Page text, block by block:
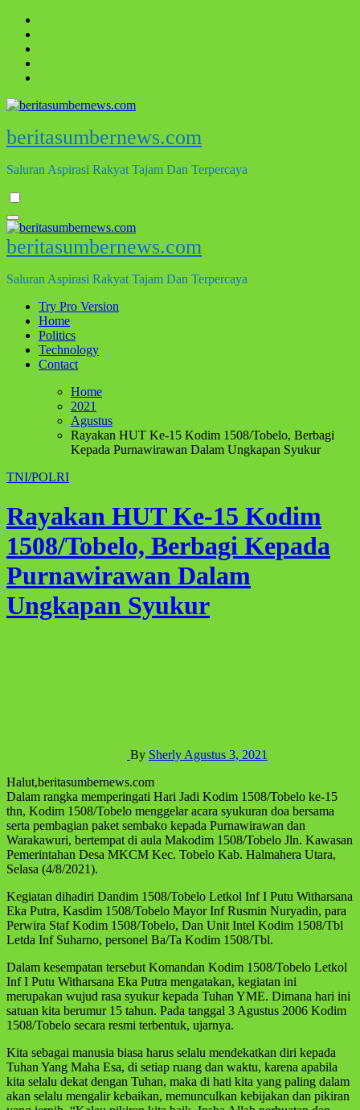
Skip
content
beritasumbernews.com
Saluran Aspirasi Rakyat Tajam Dan Terpercaya
beritasumbernews.com
Saluran Aspirasi Rakyat Tajam Dan Terpercaya
Try Pro Version
Home
Politics
Technology
Contact
Home
2021
Agustus
Rayakan HUT Ke-15 Kodim 1508/Tobelo, Berbagi
Kepada Purnawirawan Dalam Ungkapan Syukur
TNI/POLRI
Rayakan HUT Ke-15 Kodim
1508/Tobelo, Berbagi Kepada
Purnawirawan Dalam
Ungkapan Syukur
By Sherly Agustus 3, 2021
Halut,beritasumbernews.com
Dalam rangka memperingati Hari Jadi Kodim 1508/Tobelo ke-15
thn, Kodim 1508/Tobelo menggelar acara syukuran doa bersama
serta pembagian paket sembako kepada Purnawirawan dan
Warakawuri, bertempat di aula Makodim 1508/Tobelo Jln. Kawasan
Pemerintahan Desa MKCM Kec. Tobelo Kab. Halmahera Utara,
Selasa (4/8/2021).
Kegiatan dihadiri Dandim 1508/Tobelo Letkol Inf I Putu Witharsana
Eka Putra, Kasdim 1508/Tobelo Mayor Inf Rusmin Nuryadin, para
Perwira Staf Kodim 1508/Tobelo, Dan Unit Intel Kodim 1508/Tbl
Letda Inf Suharno, personel Ba/Ta Kodim 1508/Tbl.
Dalam kesempatan tersebut Komandan Kodim 1508/Tobelo Letkol
Inf I Putu Witharsana Eka Putra mengatakan, kegiatan ini
merupakan wujud rasa syukur kepada Tuhan YME. Dimana hari ini
satuan kita berumur 15 tahun. Pada tanggal 3 Agustus 2006 Kodim
1508/Tobelo secara resmi terbentuk, ujarnya.
Kita sebagai manusia biasa harus selalu mendekatkan diri kepada
Tuhan Yang Maha Esa, di setiap ruang dan waktu, karena apabila
kita selalu dekat dengan Tuhan, maka di hati kita yang paling dalam
akan selalu mengalir kebaikan, memunculkan kebijakan dan pikiran